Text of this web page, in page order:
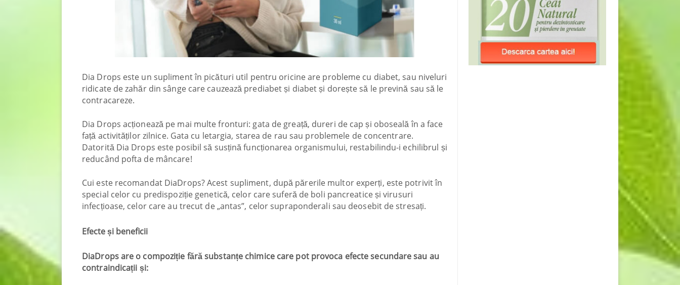
Dia Drops este un supliment în picături util pentru oricine are probleme cu diabet, sau niveluri
ridicate de zahăr din sânge care cauzează prediabet și diabet și dorește să le prevină sau să le
contracareze.
Dia Drops acționează pe mai multe fronturi: gata de greață, dureri de cap și oboseală în a face
față activităților zilnice. Gata cu letargia, starea de rau sau problemele de concentrare.
Datorită Dia Drops este posibil să susțină funcționarea organismului, restabilindu-i echilibrul și
reducând pofta de mâncare!
Cui este recomandat DiaDrops? Acest supliment, după părerile multor experți, este potrivit în
special celor cu predispoziție genetică, celor care suferă de boli pancreatice și virusuri
infecțioase, celor care au trecut de „antas”, celor supraponderali sau deosebit de stresați.
Efecte și beneficii
DiaDrops are o compoziție fără substanțe chimice care pot provoca efecte secundare sau au
contraindicații și: